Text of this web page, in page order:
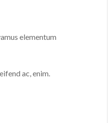
elementum
ac, enim.